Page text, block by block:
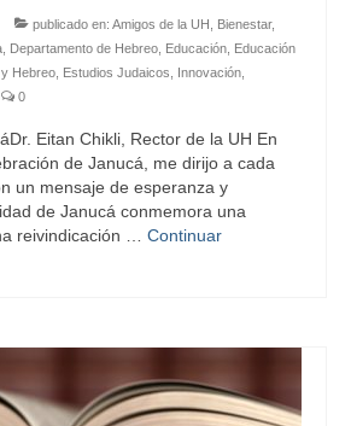
publicado en: Amigos de la UH Bienestar,
Departamento de Hebreo Educación Educación
Hebreo Estudios Judaicos Innovación
0
Eitan Chikli, Rector de la UH En
de Janucá, me dirijo a cada
un mensaje de esperanza y
de Janucá conmemora una
reivindicación … Continuar